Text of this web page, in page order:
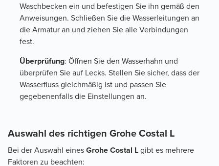
Waschbecken ein und befestigen Sie ihn gemäß den
Anweisungen. Schließen Sie die Wasserleitungen an
die Armatur an und ziehen Sie alle Verbindungen
fest.
Überprüfung: Öffnen Sie den Wasserhahn und
überprüfen Sie auf Lecks. Stellen Sie sicher, dass der
Wasserfluss gleichmäßig ist und passen Sie
gegebenenfalls die Einstellungen an.
Auswahl des richtigen Grohe Costal L
Bei der Auswahl einesGrohe Costal Lgibt es mehrere
Faktoren zu beachten: